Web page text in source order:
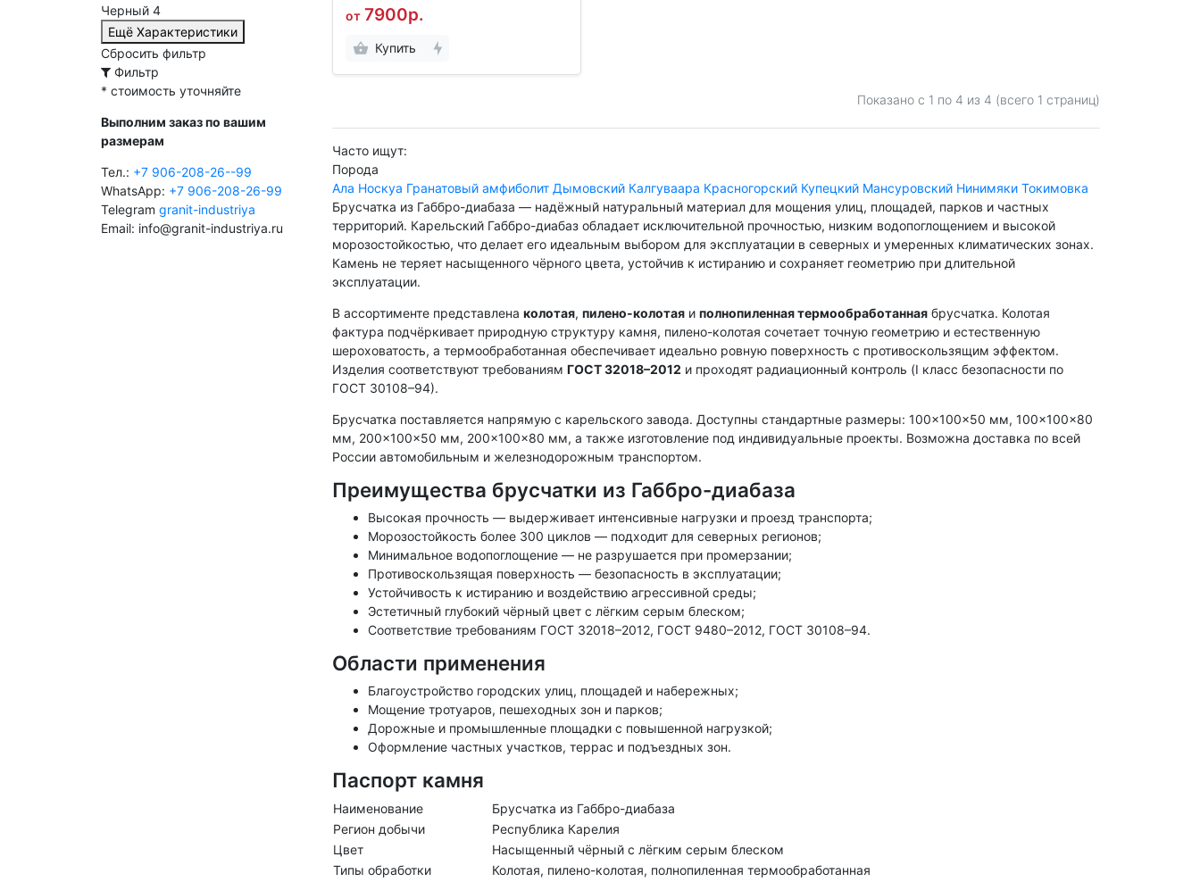
Черный 4
Ещё Характеристики
Сбросить фильтр
Фильтр
* стоимость уточняйте
Выполним заказ по вашим
размерам
Тел.: +7 906-208-26--99
WhatsApp: +7 906-208-26-99
Telegram granit-industriya
Email: info@granit-industriya.ru
от 7900р.
Купить
Показано с 1 по 4 из 4 (всего 1 страниц)
Часто ищут:
Порода
Ала Носкуа Гранатовый амфиболит Дымовский Калгуваара Красногорский Купецкий Мансуровский Нинимяки Токимовка
Брусчатка из Габбро-диабаза — надёжный натуральный материал для мощения улиц, площадей, парков и частных
территорий. Карельский Габбро-диабаз обладает исключительной прочностью, низким водопоглощением и высокой
морозостойкостью, что делает его идеальным выбором для эксплуатации в северных и умеренных климатических зонах.
Камень не теряет насыщенного чёрного цвета, устойчив к истиранию и сохраняет геометрию при длительной
эксплуатации.
В ассортименте представлена колотая, пилено-колотаяи полнопиленная термообработаннаябрусчатка. Колотая
фактура подчёркивает природную структуру камня, пилено-колотая сочетает точную геометрию и естественную
шероховатость, а термообработанная обеспечивает идеально ровную поверхность с противоскользящим эффектом.
Изделия соответствуют требованиям ГОСТ 32018–2012 и проходят радиационный контроль (I класс безопасности по
ГОСТ 30108–94).
Брусчатка поставляется напрямую с карельского завода. Доступны стандартные размеры: 100×100×50 мм, 100×100×80
мм, 200×100×50 мм, 200×100×80 мм, а также изготовление под индивидуальные проекты. Возможна доставка по всей
России автомобильным и железнодорожным транспортом.
Преимущества брусчатки из Габбро-диабаза
Высокая прочность — выдерживает интенсивные нагрузки и проезд транспорта;
Морозостойкость более 300 циклов — подходит для северных регионов;
Минимальное водопоглощение — не разрушается при промерзании;
Противоскользящая поверхность — безопасность в эксплуатации;
Устойчивость к истиранию и воздействию агрессивной среды;
Эстетичный глубокий чёрный цвет с лёгким серым блеском;
Соответствие требованиям ГОСТ 32018–2012, ГОСТ 9480–2012, ГОСТ 30108–94.
Области применения
Благоустройство городских улиц, площадей и набережных;
Мощение тротуаров, пешеходных зон и парков;
Дорожные и промышленные площадки с повышенной нагрузкой;
Оформление частных участков, террас и подъездных зон.
Паспорт камня
Наименование
Брусчатка из Габбро-диабаза
Регион добычи
Республика Карелия
Цвет
Насыщенный чёрный с лёгким серым блеском
Типы обработки
Колотая, пилено-колотая, полнопиленная термообработанная